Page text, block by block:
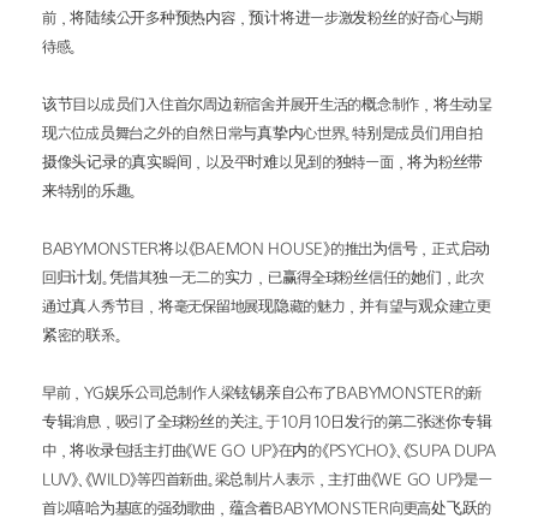
前，将陆续公开多种预热内容，预计将进一步激发粉丝的好奇心与期
待感。
该节目以成员们入住首尔周边新宿舍并展开生活的概念制作，将生动呈
现六位成员舞台之外的自然日常与真挚内心世界。特别是成员们用自拍
摄像头记录的真实瞬间，以及平时难以见到的独特一面，将为粉丝带
来特别的乐趣。
BABYMONSTER将以《BAEMON HOUSE》的推出为信号，正式启动
回归计划。凭借其独一无二的实力，已赢得全球粉丝信任的她们，此次
通过真人秀节目，将毫无保留地展现隐藏的魅力，并有望与观众建立更
紧密的联系。
早前，YG娱乐公司总制作人梁铉锡亲自公布了BABYMONSTER的新
专辑消息，吸引了全球粉丝的关注。于10月10日发行的第二张迷你专辑
中，将收录包括主打曲《WE GO UP》在内的《PSYCHO》、《SUPA DUPA
LUV》、《WILD》等四首新曲。梁总制片人表示，主打曲《WE GO UP》是一
首以嘻哈为基底的强劲歌曲，蕴含着BABYMONSTER向更高处飞跃的